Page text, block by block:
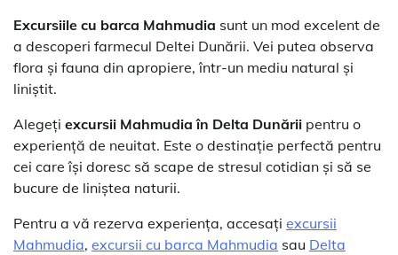
Excursiile cu barca Mahmudia sunt un mod excelent de
a descoperi farmecul Deltei Dunării. Vei putea observa
flora și fauna din apropiere, într-un mediu natural și
liniștit.
Alegeți excursii Mahmudia în Delta Dunării pentru o
experiență de neuitat. Este o destinație perfectă pentru
cei care își doresc să scape de stresul cotidian și să se
bucure de liniștea naturii.
Pentru a vă rezerva experiența, accesați excursii
Mahmudia, excursii cu barca Mahmudia sau Delta